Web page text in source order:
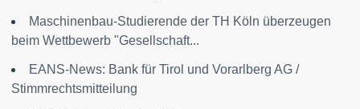
Maschinenbau-Studierende der TH Köln überzeugen
beim Wettbewerb "Gesellschaft...
EANS-News: Bank für Tirol und Vorarlberg AG /
Stimmrechtsmitteilung